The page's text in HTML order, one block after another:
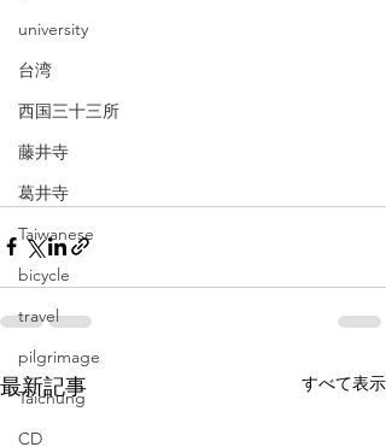
university
台湾
西国三十三所
藤井寺
葛井寺
Taiwanese
bicycle
travel
pilgrimage
Taichung
CD
最新記事 すべて表示